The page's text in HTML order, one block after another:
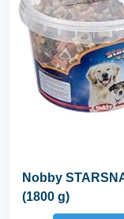
Nobby
(1800 g)